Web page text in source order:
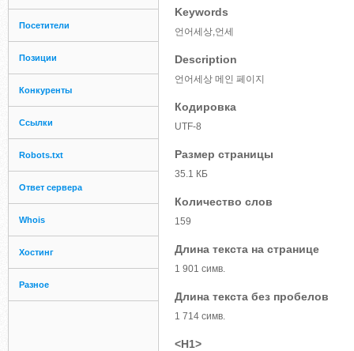
Посетители
Позиции
Конкуренты
Ссылки
Robots.txt
Ответ сервера
Whois
Хостинг
Разное
Keywords
언어세상,언세
Description
언어세상 메인 페이지
Кодировка
UTF-8
Размер страницы
35.1 КБ
Количество слов
159
Длина текста на странице
1 901 симв.
Длина текста без пробелов
1 714 симв.
<H1>